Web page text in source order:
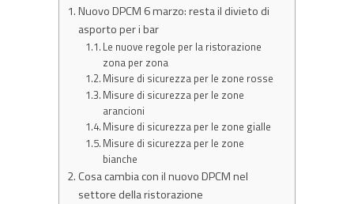
Nuovo DPCM 6 marzo: resta il divieto di
asporto per i bar
Le nuove regole per la ristorazione
zona per zona
Misure di sicurezza per le zone rosse
Misure di sicurezza per le zone
arancioni
Misure di sicurezza per le zone gialle
Misure di sicurezza per le zone
bianche
Cosa cambia con il nuovo DPCM nel
settore della ristorazione